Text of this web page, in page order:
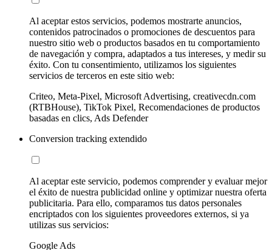
Al aceptar estos servicios, podemos mostrarte anuncios,
contenidos patrocinados o promociones de descuentos para
nuestro sitio web o productos basados en tu comportamiento
de navegación y compra, adaptados a tus intereses, y medir su
éxito. Con tu consentimiento, utilizamos los siguientes
servicios de terceros en este sitio web:
Criteo, Meta-Pixel, Microsoft Advertising, creativecdn.com
(RTBHouse), TikTok Pixel, Recomendaciones de productos
basadas en clics, Ads Defender
Conversion tracking extendido
Al aceptar este servicio, podemos comprender y evaluar mejor
el éxito de nuestra publicidad online y optimizar nuestra oferta
publicitaria. Para ello, comparamos tus datos personales
encriptados con los siguientes proveedores externos, si ya
utilizas sus servicios:
Google Ads